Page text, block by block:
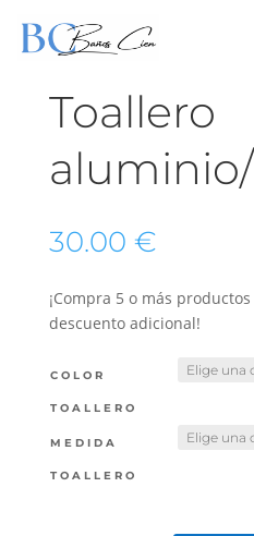
Toallero
30.00 €
¡Compra 5 o más
descuento adicional!
COLOR
TOALLERO
MEDIDA
TOALLERO